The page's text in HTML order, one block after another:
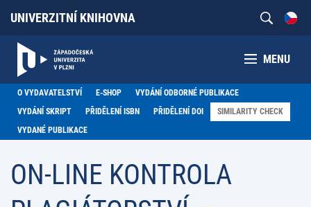
UNIVERZITNÍ KNIHOVNA
MENU
O VYDAVATELSTVÍ E-SHOP
VYDÁNÍ ODBORNÉ PUBLIKACE
VYDÁNÍ SKRIPT
PŘIDĚLENÍ ISBN PŘIDĚLENÍ DOI
SIMILARITY CHECK
VYDANÉ PUBLIKACE
ON-LINE KONTROLA